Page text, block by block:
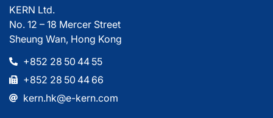
KERN Ltd.
No. 12 – 18 Mercer Street
Sheung Wan, Hong Kong
+852 28 50 44 55
+852 28 50 44 66
kern.hk@e-kern.com